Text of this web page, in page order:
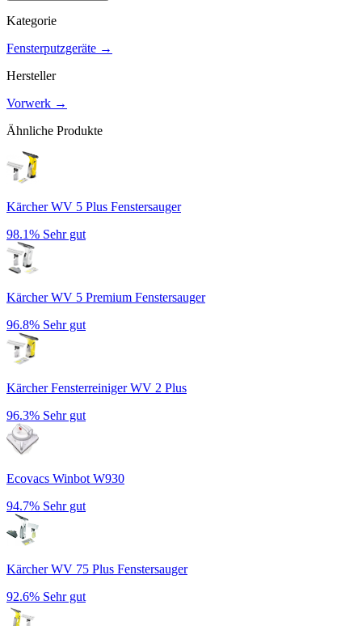
Kategorie
Fensterputzgeräte →
Hersteller
Vorwerk →
Ähnliche Produkte
Kärcher WV 5 Plus Fenstersauger
98.1% Sehr gut
Kärcher WV 5 Premium Fenstersauger
96.8% Sehr gut
Kärcher Fensterreiniger WV 2 Plus
96.3% Sehr gut
Ecovacs Winbot W930
94.7% Sehr gut
Kärcher WV 75 Plus Fenstersauger
92.6% Sehr gut